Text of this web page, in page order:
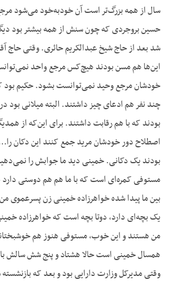
سال از همه بزرگ‌تر است آن خودبه‌خود می‌شود
حسین بروجردی که چون سنش از همه بیشتر بود
شد بعد از حاج شیخ عبدالکریم حائری. وقتی حاج
این‌ها هم مسن بودند هیچ‌کس مرجع واحد
خودشان مرجع وحید نمی‌توانست بشود. حکیم بود
چند نفر هم ادعای چیز داشتند. البته میلانی بود
بودند که با هم رقابت داشتند. برای این‌که از
اصطلاح دور خودشان مرید جمع کنند این دکان
بودند یک دکانی. خمینی دید ما جوابش را
مستوفی کمره‌ای است که با ما هم هم دوستی
بین ما پیدا شده خواهرزاده خمینی زن پسرعموی من
یک بچه‌ای دارد، دوتا بچه است که خواهرزاده
من هستند و این خوب، مستوفی هنوز هم
همسال خمینی است حالا هشتاد و پنج شش سالش
وقتی مدیرکل وزارت دارایی بود و بعد که